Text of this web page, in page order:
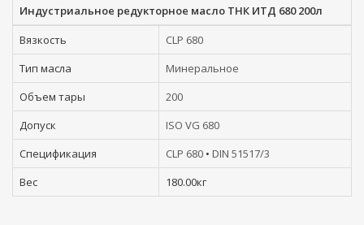
Индустриальное редукторное масло ТНК ИТД 680 200л
Вязкость
CLP 680
Тип масла
Минеральное
Объем тары
200
Допуск
ISO VG 680
Спецификация
CLP 680 • DIN 51517/3
Вес
180.00кг